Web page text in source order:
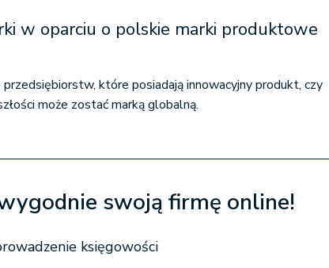
w oparciu o polskie marki produktowe
które posiadają innowacyjny produkt, czy
może zostać marką globalną.
swoją firmę online!
księgowości